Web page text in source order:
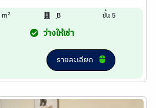
2 ฺB ชั้น 5
ว่างให้เช่า
รายละเอียด